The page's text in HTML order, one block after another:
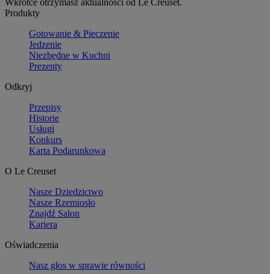
Wkrótce otrzymasz aktualności od Le Creuset.
Produkty
Gotowanie & Pieczenie
Jedzenie
Niezbędne w Kuchni
Prezenty
Odkryj
Przepisy
Historie
Usługi
Konkurs
Karta Podarunkowa
O Le Creuset
Nasze Dziedzictwo
Nasze Rzemiosło
Znajdź Salon
Kariera
Oświadczenia
Nasz głos w sprawie równości